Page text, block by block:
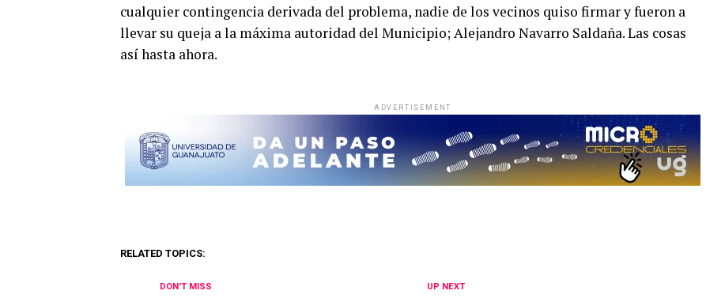
cualquier contingencia derivada del problema, nadie de los vecinos quiso firmar y fueron a
llevar su queja a la máxima autoridad del Municipio; Alejandro Navarro Saldaña. Las cosas
así hasta ahora.
ADVERTISEMENT
RELATED TOPICS:
UP NEXT
DON'T MISS